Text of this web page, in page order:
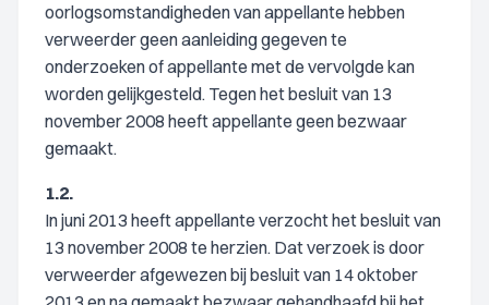
oorlogsomstandigheden van appellante hebben
verweerder geen aanleiding gegeven te
onderzoeken of appellante met de vervolgde kan
worden gelijkgesteld. Tegen het besluit van 13
november 2008 heeft appellante geen bezwaar
gemaakt.
1.2.
In juni 2013 heeft appellante verzocht het besluit van
13 november 2008 te herzien. Dat verzoek is door
verweerder afgewezen bij besluit van 14 oktober